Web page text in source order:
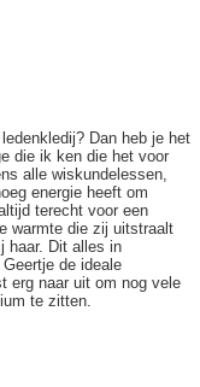
Dan heb je het
die ik ken die het voor
alle wiskundelessen,
energie heeft om
terecht voor een
warmte die zij uitstraalt
haar. Dit alles in
de ideale
erg naar uit om nog vele
te zitten.